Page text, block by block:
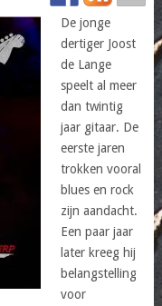
De jonge
dertiger Joost
de Lange
speelt al meer
dan twintig
jaar gitaar. De
eerste jaren
trokken vooral
blues en rock
zijn aandacht.
Een paar jaar
later kreeg hij
belangstelling
voor